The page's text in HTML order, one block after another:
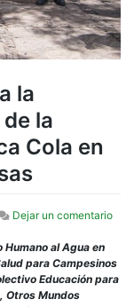
la
la
Cola en
Dejar un comentarioen
a
la
al Agua en
para Campesinos
Educación para
Otros Mundos